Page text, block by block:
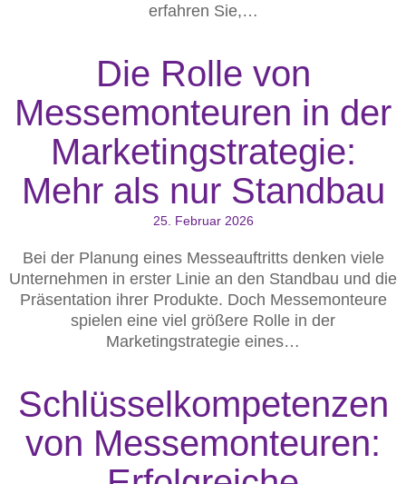
erfahren Sie,…
Die Rolle von
Messemonteuren in der
Marketingstrategie:
Mehr als nur Standbau
25. Februar 2026
Bei der Planung eines Messeauftritts denken viele
Unternehmen in erster Linie an den Standbau und die
Präsentation ihrer Produkte. Doch Messemonteure
spielen eine viel größere Rolle in der
Marketingstrategie eines…
Schlüsselkompetenzen
von Messemonteuren: